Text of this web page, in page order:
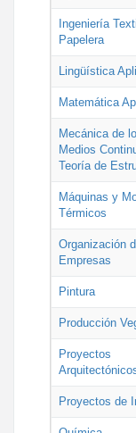
Ingeniería
Papelera
Lingüística
Matemática
Mecánica de
Medios
Teoría de
Máquinas y
Térmicos
Organización
Empresas
Pintura
Producción
Proyectos
Proyectos de